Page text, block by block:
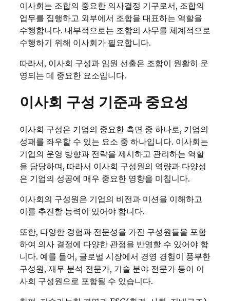
이사회는 조합의 중요한 의사결정 기구로서, 조합의
업무를 집행하고 외부에서 조합을 대표하는 역할을
수행합니다. 내부적으로는 조합의 사무를 체계적으로
수행하기 위해 이사회가 필요합니다.
따라서, 이사회 구성과 임원 선출은 조합이 원활히 운
영되는 데 중요한 요소입니다.
이사회 구성 기준과 중요성
이사회 구성은 기업의 중요한 측면 중 하나로, 기업의
성패를 좌우할 수 있는 요소 중 하나입니다. 이사회는
기업의 운영 방향과 전략을 제시하고 관리하는 역할
을 담당하며, 따라서 이사회 구성원의 역량과 다양성
은 기업의 성공에 매우 중요한 영향을 미칩니다.
이사회의 구성원은 기업의 비전과 미션을 이해하고
이를 추진할 능력이 있어야 합니다.
또한, 다양한 경험과 전문성을 가진 구성원들을 포함
하여 의사 결정에 다양한 관점을 반영할 수 있어야 합
니다. 예를 들어, 글로벌 시장에서 경영 경험이 풍부한
구성원, 재무 분석 전문가, 기술 분야 전문가 등이 이
사회 구성원으로 포함될 수 있습니다.